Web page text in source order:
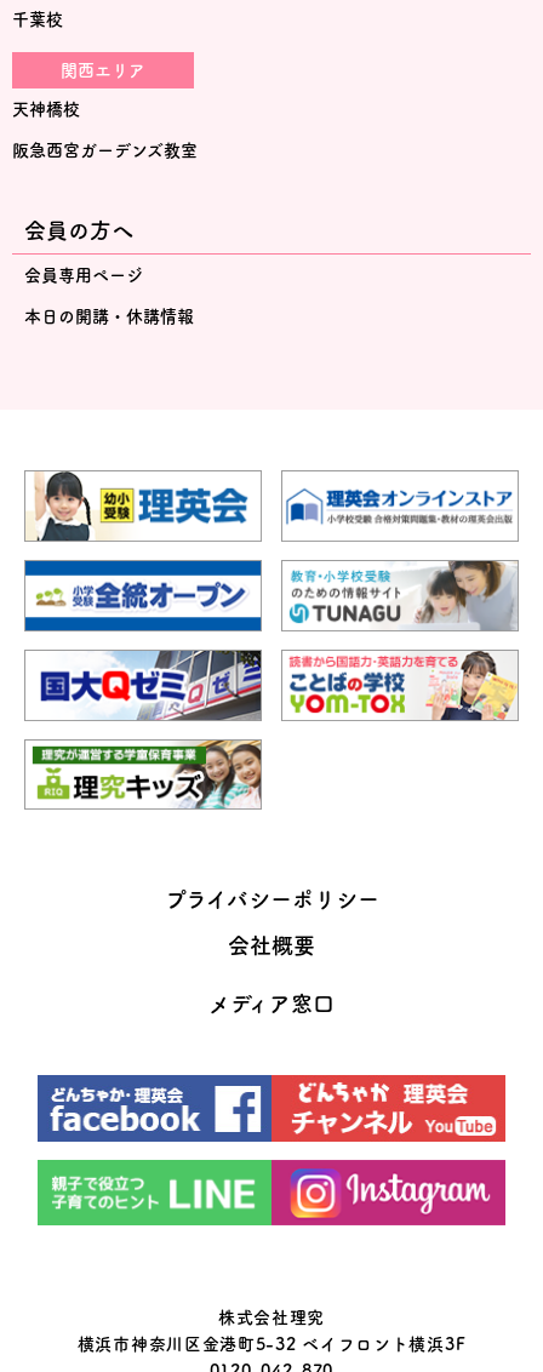
千葉校
関西エリア
天神橋校
阪急西宮ガーデンズ教室
会員の方へ
会員専用ページ
本日の開講・休講情報
プライバシーポリシー
会社概要
メディア窓口
株式会社理究
横浜市神奈川区金港町5-32 ベイフロント横浜3F